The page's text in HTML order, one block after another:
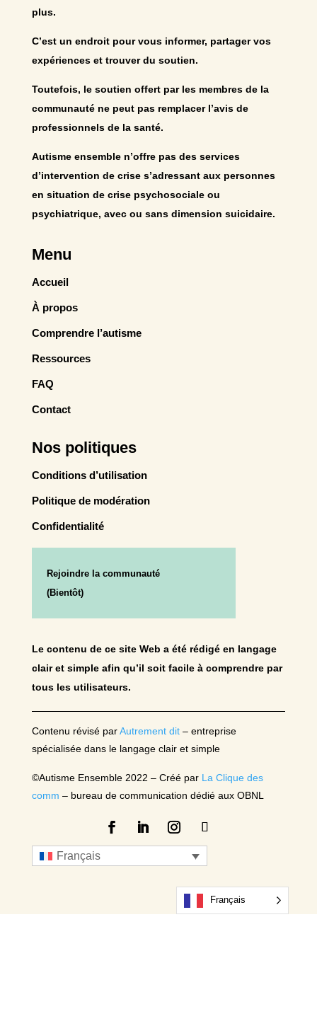
Français
Français
plus.
C’est un endroit pour vous informer, partager vos
expériences et trouver du soutien.
Toutefois, le soutien offert par les membres de la
communauté ne peut pas remplacer l’avis de
professionnels de la santé.
Autisme ensemble n’offre pas des services
d’intervention de crise s’adressant aux personnes
en situation de crise psychosociale ou
psychiatrique, avec ou sans dimension suicidaire.
Menu
Accueil
À propos
Comprendre l’autisme
Ressources
FAQ
Contact
Nos politiques
Conditions d’utilisation
Politique de modération
Confidentialité
Rejoindre la communauté
(Bientôt)
Le contenu de ce site Web a été rédigé en langage
clair et simple afin qu’il soit facile à comprendre par
tous les utilisateurs.
Contenu révisé parAutrement dit– entreprise
spécialisée dans le langage clair et simple
©Autisme Ensemble 2022 – Créé par La Clique des
comm – bureau de communication dédié aux OBNL
Français
Français